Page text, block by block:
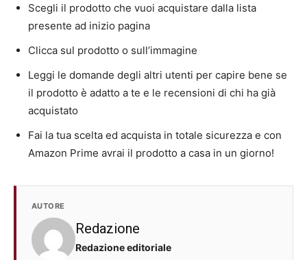
Scegli il prodotto che vuoi acquistare dalla lista
presente ad inizio pagina
Clicca sul prodotto o sull’immagine
Leggi le domande degli altri utenti per capire bene se
il prodotto è adatto a te e le recensioni di chi ha già
acquistato
Fai la tua scelta ed acquista in totale sicurezza e con
Amazon Prime avrai il prodotto a casa in un giorno!
AUTORE
Redazione
Redazione editoriale